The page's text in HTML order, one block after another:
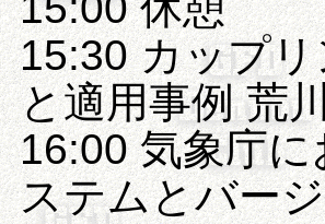
15:30 カップ
と適用事例 荒
16:00 気象庁
ステムとバー